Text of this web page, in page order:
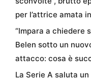
per l’attrice amata
“Impara a chiedere
Belen sotto un
attacco: cosa è
La Serie A saluta